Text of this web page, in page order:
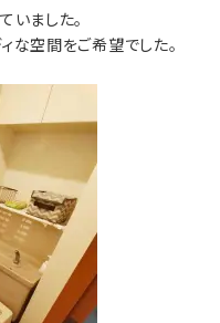
いました。
な空間をご希望でした。